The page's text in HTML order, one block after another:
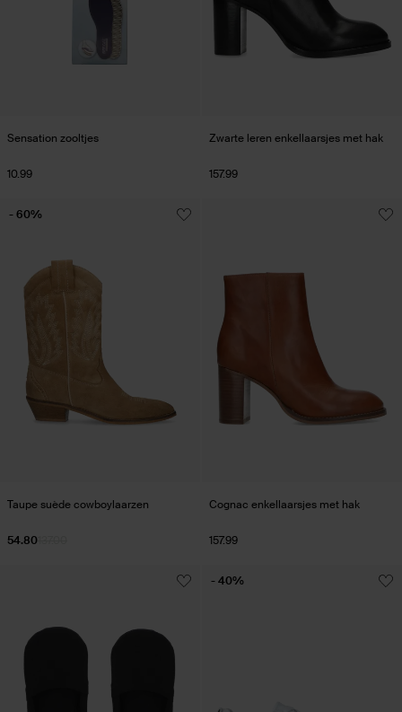
Sensation zooltjes
10.99
Zwarte leren enkellaarsjes met hak
157.99
Taupe suède cowboylaarzen
54.80
- 60%
Cognac enkellaarsjes met hak
157.99
- 40%